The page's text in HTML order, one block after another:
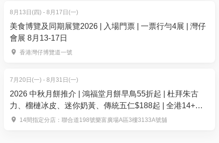
以舒緩的中輕柔按摩開啟您的靜謐之旅。此療程採用
我們特製的橙花和金盞花溫潤黃金精油，旨在深層滋
養、緊緻肌膚，並保護肌膚免受過早衰老的影響，同
時促進肌膚的自然修復過程。搭配煥活肌膚的刮痧臉
青春光彩。
套餐包括：
60分鐘身體療程
8月13日(四) - 8月17日(一)
美食博覽及同期展覽2026 | 入場門票 | 一票行勻4展 | 灣仔
會展 8月13-17日
香港灣仔博覽道一號
7月20日(一) - 8月31日(一)
2026 中秋月餅推介 | 鴻福堂月餅早鳥55折起 | 杜拜朱古
力、榴槤冰皮、迷你奶黃、傳統五仁$188起 | 全港14+分
店換領
14間指定分店：聯合道198號樂富廣場A區3樓3133A號舖